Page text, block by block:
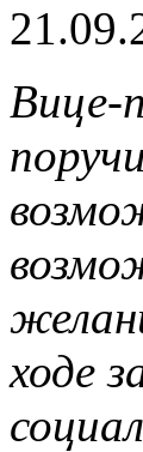
Вице-
ходе